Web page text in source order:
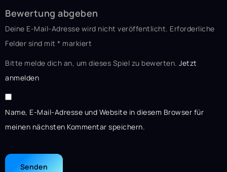
Bewertung abgeben
Deine E-Mail-Adresse wird nicht veröffentlicht. Erforderliche
Felder sind mit * markiert
Bitte melde dich an, um dieses Spiel zu bewerten. Jetzt
anmelden
Name, E-Mail-Adresse und Website in diesem Browser für
meinen nächsten Kommentar speichern.